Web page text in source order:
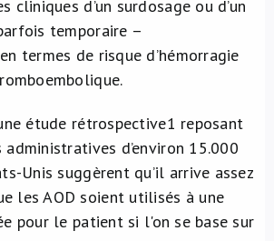
cliniques d’un surdosage ou d’un
temporaire –
termes de risque d’hémorragie
étude rétrospective1 reposant
administratives d’environ 15.000
Unis suggèrent qu’il arrive assez
les AOD soient utilisés à une
pour le patient si l'on se base sur